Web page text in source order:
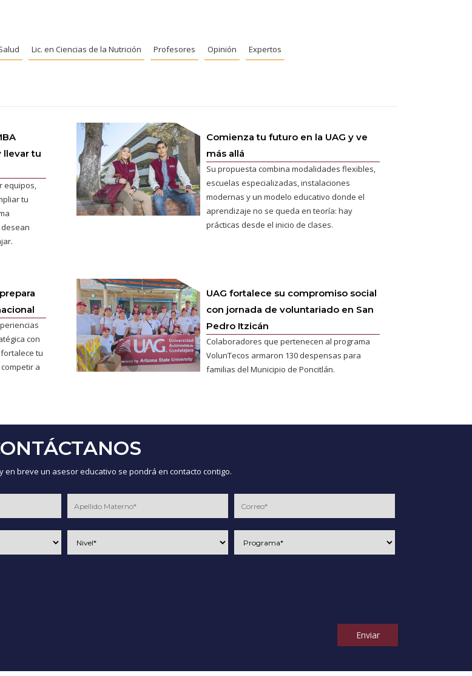
Lic. en Ciencias de la Nutrición Profesores Opinión Expertos
llevar tu
equipos,
tu
Comienza tu futuro en la UAG y ve
más allá
Su propuesta combina modalidades flexibles,
escuelas especializadas, instalaciones
modernas y un modelo educativo donde el
aprendizaje no se queda en teoría: hay
prácticas desde el inicio de clases.
con
tu
a
UAG fortalece su compromiso social
con jornada de voluntariado en San
Pedro Itzicán
Colaboradores que pertenecen al programa
VolunTecos armaron 130 despensas para
familias del Municipio de Poncitlán.
en breve un asesor educativo se pondrá en contacto contigo.
Enviar